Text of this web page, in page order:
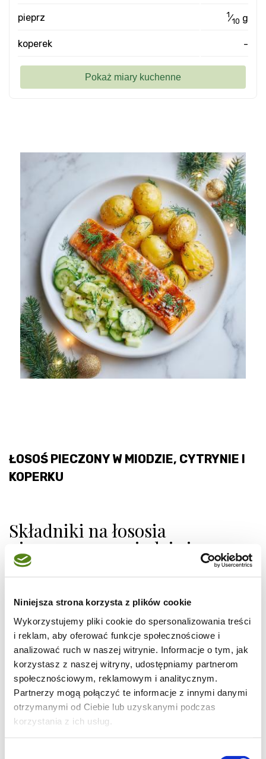
Niniejsza strona korzysta z plików cookie
Wykorzystujemy pliki cookie do spersonalizowania treści
i reklam, aby oferować funkcje społecznościowe i
analizować ruch w naszej witrynie. Informacje o tym, jak
korzystasz z naszej witryny, udostępniamy partnerom
społecznościowym, reklamowym i analitycznym.
Partnerzy mogą połączyć te informacje z innymi danymi
otrzymanymi od Ciebie lub uzyskanymi podczas
korzystania z ich usług.
ŁOSOŚ PIECZONY W MIODZIE, CYTRYNIE I
KOPERKU
Składniki na łososia
pieczonego w miodzie i
cytrynie z ziemniakami i
surówką:
Łosoś:
600–700 g filetu z łososia (skóra może być)
2 łyżki miodu
1 łyżka oliwy
sok z ½ cytryny
1 łyżeczka startej skórki z cytryny
1 pełna łyżka koperku (świeżego lub
mrożonego)
pieprz 1⁄10 g
koperek -